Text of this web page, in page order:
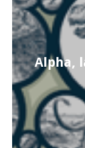
Alpha,